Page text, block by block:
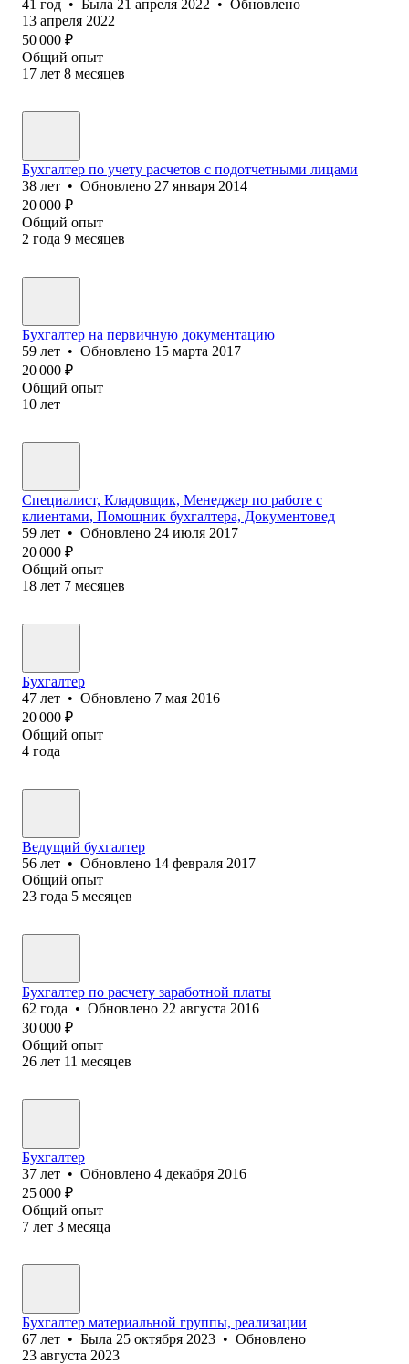
41 год • Была 21 апреля 2022 • Обновлено
13 апреля 2022
50 000 ₽
Общий опыт
17 лет 8 месяцев
Бухгалтер по учету расчетов с подотчетными лицами
38 лет • Обновлено 27 января 2014
20 000 ₽
Общий опыт
2 года 9 месяцев
Бухгалтер на первичную документацию
59 лет • Обновлено 15 марта 2017
20 000 ₽
Общий опыт
10 лет
Специалист, Кладовщик, Менеджер по работе с
клиентами, Помощник бухгалтера, Документовед
59 лет • Обновлено 24 июля 2017
20 000 ₽
Общий опыт
18 лет 7 месяцев
Бухгалтер
47 лет • Обновлено 7 мая 2016
20 000 ₽
Общий опыт
4 года
Ведущий бухгалтер
56 лет • Обновлено 14 февраля 2017
Общий опыт
23 года 5 месяцев
Бухгалтер по расчету заработной платы
62 года • Обновлено 22 августа 2016
30 000 ₽
Общий опыт
26 лет 11 месяцев
Бухгалтер
37 лет • Обновлено 4 декабря 2016
25 000 ₽
Общий опыт
7 лет 3 месяца
Бухгалтер материальной группы, реализации
67 лет • Была 25 октября 2023 • Обновлено
23 августа 2023